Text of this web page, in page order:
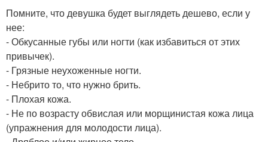
Помните, что девушка будет выглядеть дешево, если у
нее:
- Обкусанные губы или ногти (как избавиться от этих
привычек).
- Грязные неухоженные ногти.
- Небрито то, что нужно брить.
- Плохая кожа.
- Не по возрасту обвислая или морщинистая кожа лица
(упражнения для молодости лица).